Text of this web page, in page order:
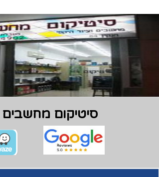
סיטיקום מחשבים